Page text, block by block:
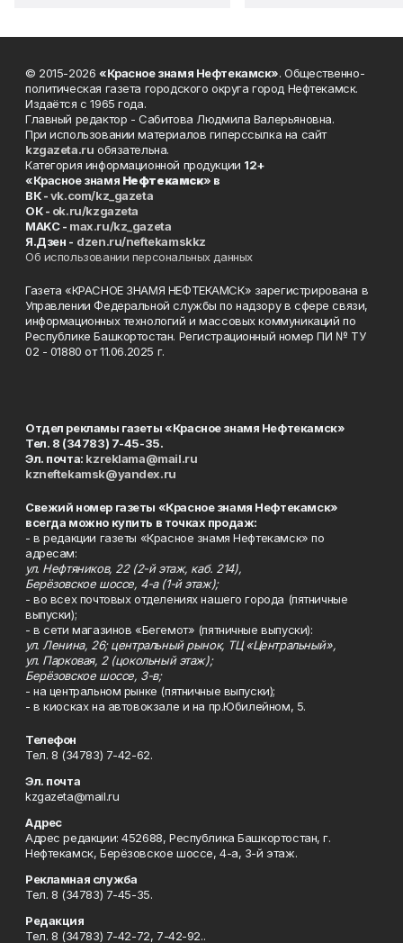
© 2015-2026 «Красное знамя Нефтекамск». Общественно-
политическая газета городского округа город Нефтекамск.
Издаётся с 1965 года.
Главный редактор - Сабитова Людмила Валерьяновна.
При использовании материалов гиперссылка на сайт
kzgazeta.ru обязательна.
Категория информационной продукции 12+
«Красное знамя Нефтекамск» в
ВК -vk.com/kz_gazeta
ОК - ok.ru/kzgazeta
MAKC - max.ru/kz_gazeta
Я.Дзен - dzen.ru/neftekamskkz
Об использовании персональных данных
Газета «КРАСНОЕ ЗНАМЯ НЕФТЕКАМСК» зарегистрирована в
Управлении Федеральной службы по надзору в сфере связи,
информационных технологий и массовых коммуникаций по
Республике Башкортостан. Регистрационный номер ПИ № ТУ
02 - 01880 от 11.06.2025 г.
Отдел рекламы газеты «Красное знамя Нефтекамск»
Тел. 8 (34783) 7-45-35.
Эл. почта: kzreklama@mail.ru
kzneftekamsk@yandex.ru
Свежий номер газеты «Красное знамя Нефтекамск»
всегда можно купить в точках продаж:
- в редакции газеты «Красное знамя Нефтекамск» по
адресам:
ул. Нефтяников, 22 (2-й этаж, каб. 214),
Берёзовское шоссе, 4-а (1-й этаж);
- во всех почтовых отделениях нашего города (пятничные
выпуски);
- в сети магазинов «Бегемот» (пятничные выпуски):
ул. Ленина, 26; центральный рынок, ТЦ «Центральный»,
ул. Парковая, 2 (цокольный этаж);
Берёзовское шоссе, 3-в;
- на центральном рынке (пятничные выпуски);
- в киосках на автовокзале и на пр.Юбилейном, 5.
Телефон
Тел. 8 (34783) 7-42-62.
Эл. почта
kzgazeta@mail.ru
Адрес
Адрес редакции: 452688, Республика Башкортостан, г.
Нефтекамск, Берёзовское шоссе, 4-а, 3-й этаж.
Рекламная служба
Тел. 8 (34783) 7-45-35.
Редакция
Тел. 8 (34783) 7-42-72, 7-42-92..